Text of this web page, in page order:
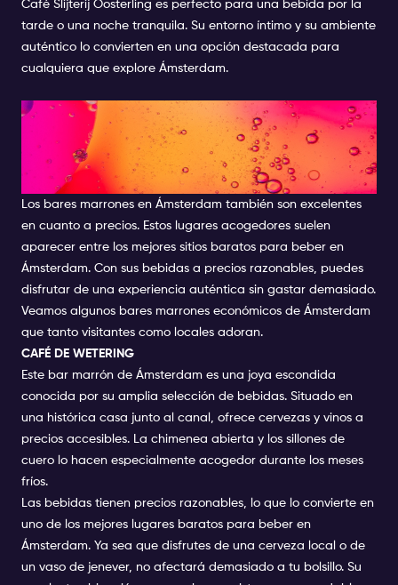
Café Slijterij Oosterling es perfecto para una bebida por la
tarde o una noche tranquila. Su entorno íntimo y su ambiente
auténtico lo convierten en una opción destacada para
cualquiera que explore Ámsterdam.
BARES MARRONES EN
ÁMSTERDAM: UN LUGAR
FAVORITO DE LOS LOCALES
Los bares marrones en Ámsterdam también son excelentes
en cuanto a precios. Estos lugares acogedores suelen
aparecer entre los mejores sitios baratos para beber en
Ámsterdam. Con sus bebidas a precios razonables, puedes
disfrutar de una experiencia auténtica sin gastar demasiado.
Veamos algunos bares marrones económicos de Ámsterdam
que tanto visitantes como locales adoran.
CAFÉ DE WETERING
Este bar marrón de Ámsterdam es una joya escondida
conocida por su amplia selección de bebidas. Situado en
una histórica casa junto al canal, ofrece cervezas y vinos a
precios accesibles. La chimenea abierta y los sillones de
cuero lo hacen especialmente acogedor durante los meses
fríos.
Las bebidas tienen precios razonables, lo que lo convierte en
uno de los mejores lugares baratos para beber en
Ámsterdam. Ya sea que disfrutes de una cerveza local o de
un vaso de jenever, no afectará demasiado a tu bolsillo. Su